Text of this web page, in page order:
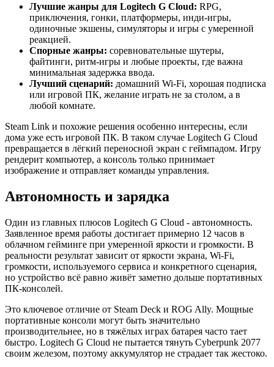
Лучшие жанры для Logitech G Cloud: RPG,
приключения, гонки, платформеры, инди-игры,
одиночные экшены, симуляторы и игры с умеренной
реакцией.
Спорные жанры: соревновательные шутеры,
файтинги, ритм-игры и любые проекты, где важна
минимальная задержка ввода.
Лучший сценарий: домашний Wi-Fi, хорошая подписка
или игровой ПК, желание играть не за столом, а в
любой комнате.
Steam Link и похожие решения особенно интересны, если
дома уже есть игровой ПК. В таком случае Logitech G Cloud
превращается в лёгкий переносной экран с геймпадом. Игру
рендерит компьютер, а консоль только принимает
изображение и отправляет команды управления.
Автономность и зарядка
Один из главных плюсов Logitech G Cloud - автономность.
Заявленное время работы достигает примерно 12 часов в
облачном гейминге при умеренной яркости и громкости. В
реальности результат зависит от яркости экрана, Wi-Fi,
громкости, используемого сервиса и конкретного сценария,
но устройство всё равно живёт заметно дольше портативных
ПК-консолей.
Это ключевое отличие от Steam Deck и ROG Ally. Мощные
портативные консоли могут быть значительно
производительнее, но в тяжёлых играх батарея часто тает
быстро. Logitech G Cloud не пытается тянуть Cyberpunk 2077
своим железом, поэтому аккумулятор не страдает так жестоко.